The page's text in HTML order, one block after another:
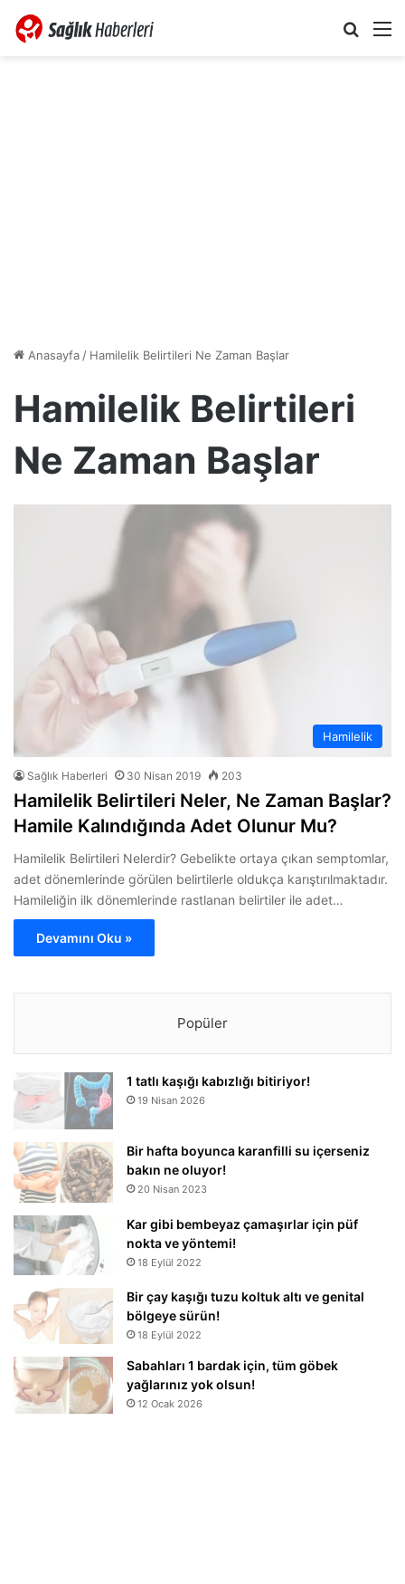
Anasayfa/ Hamilelik Belirtileri Ne Zaman Başlar
Hamilelik Belirtileri
Ne Zaman Başlar
Hamilelik
Sağlık Haberleri 30 Nisan 2019 203
Hamilelik Belirtileri Neler, Ne Zaman Başlar?
Hamile Kalındığında Adet Olunur Mu?
Hamilelik Belirtileri Nelerdir? Gebelikte ortaya çıkan semptomlar,
adet dönemlerinde görülen belirtilerle oldukça karıştırılmaktadır.
Hamileliğin ilk dönemlerinde rastlanan belirtiler ile adet…
Devamını Oku »
Popüler
1 tatlı kaşığı kabızlığı bitiriyor!
19 Nisan 2026
Bir hafta boyunca karanfilli su içerseniz
bakın ne oluyor!
20 Nisan 2023
Kar gibi bembeyaz çamaşırlar için püf
nokta ve yöntemi!
18 Eylül 2022
Bir çay kaşığı tuzu koltuk altı ve genital
bölgeye sürün!
18 Eylül 2022
Sabahları 1 bardak için, tüm göbek
yağlarınız yok olsun!
12 Ocak 2026